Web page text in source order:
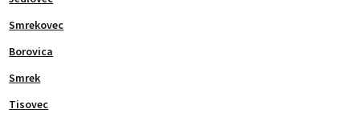
Smrekovec
Borovica
Smrek
Tisovec